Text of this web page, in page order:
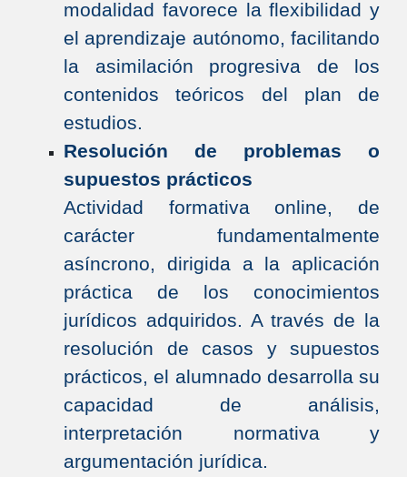
modalidad favorece la flexibilidad y
el aprendizaje autónomo, facilitando
la asimilación progresiva de los
contenidos teóricos del plan de
estudios.
Resolución de problemas o
supuestos prácticos
Actividad formativa online, de
carácter fundamentalmente
asíncrono, dirigida a la aplicación
práctica de los conocimientos
jurídicos adquiridos. A través de la
resolución de casos y supuestos
prácticos, el alumnado desarrolla su
capacidad de análisis,
interpretación normativa y
argumentación jurídica.